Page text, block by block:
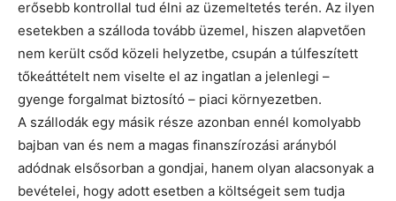
erősebb kontrollal tud élni az üzemeltetés terén. Az ilyen
esetekben a szálloda tovább üzemel, hiszen alapvetően
nem került csőd közeli helyzetbe, csupán a túlfeszített
tőkeáttételt nem viselte el az ingatlan a jelenlegi –
gyenge forgalmat biztosító – piaci környezetben.
A szállodák egy másik része azonban ennél komolyabb
bajban van és nem a magas finanszírozási arányból
adódnak elsősorban a gondjai, hanem olyan alacsonyak a
bevételei, hogy adott esetben a költségeit sem tudja